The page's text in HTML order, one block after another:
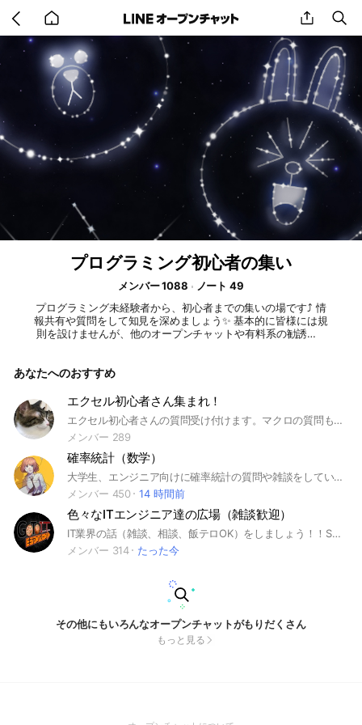
back
to
home
share
プログラミング初心者の集い
メンバー 1088
ノート 49
プログラミング未経験者から、初心者までの集いの場です⤴ 情
報共有や質問をして知見を深めましょう✨ 基本的に皆様には規
則を設けませんが、他のオープンチャットや有料系の勧誘はN
あなたへのおすすめ
エクセル初心者さん集まれ！
エクセル初心者さんの質問受け付けます。マクロの質問も大歓迎です。
メンバー 289
確率統計（数学）
大学生、エンジニア向けに確率統計の質問や雑談をしています 数学、統計検定、QC検定（品質管理検定）、確率論、Python、機械学習、アクチュアリー、サブルーム:線形代数、解析学（微積・微分積分）、確率論
メンバー 450
14 時間前
色々なITエンジニア達の広場（雑談歓迎）
IT業界の話（雑談、相談、飯テロOK）をしましょう！！SES/社内SE/SIer/営業問わず。初心者にもやさしくね！ エンジニアでなくてもIT業界に興味がある方はだれでも歓迎します。 #IT #WEB #SES #PC #エンジニア #システムエンジニアリングサービス #焼肉
メンバー 314
たった今
その他にもいろんなオープンチャットがもりだくさん
もっと見る